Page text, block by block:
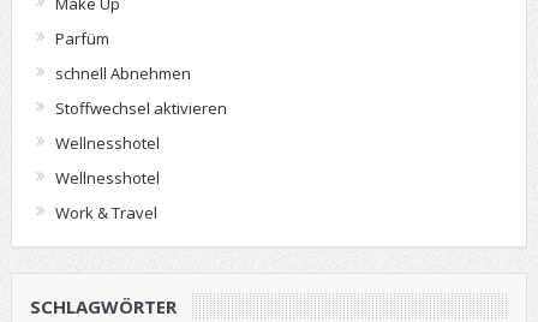
Parfüm
schnell Abnehmen
Stoffwechsel aktivieren
Wellnesshotel
Wellnesshotel
Work & Travel
SCHLAGWÖRTER